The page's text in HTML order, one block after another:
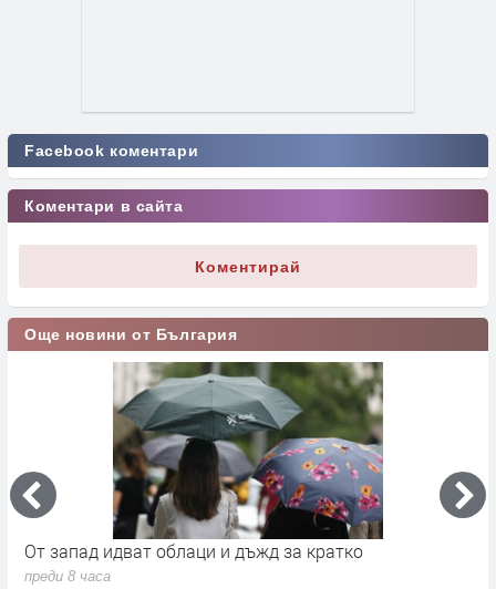
Facebook коментари
Коментари в сайта
Коментирай
Още новини от България
От запад идват облаци и дъжд за кратко
преди 8 часа